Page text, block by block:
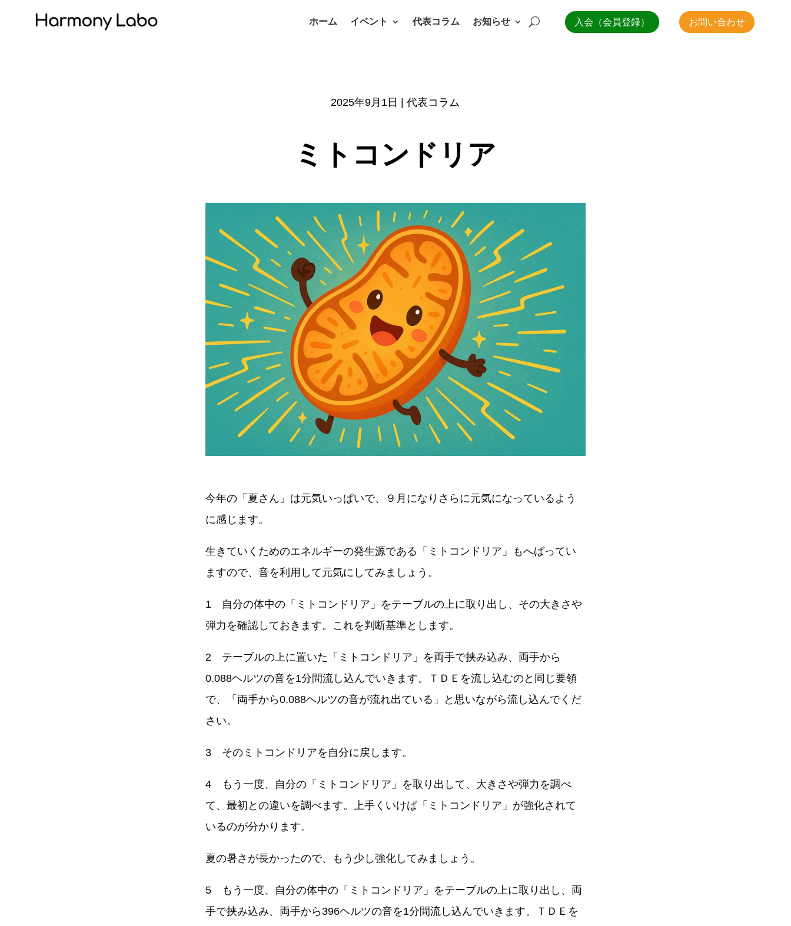
ホーム イベント 代表コラム お知らせ 入会（会員登録） お問い合わせ
2025年9月1日 |代表コラム
ミトコンドリア
今年の「夏さん」は元気いっぱいで、９月になりさらに元気になっているよう
に感じます。
生きていくためのエネルギーの発生源である「ミトコンドリア」もへばってい
ますので、音を利用して元気にしてみましょう。
1 自分の体中の「ミトコンドリア」をテーブルの上に取り出し、その大きさや
弾力を確認しておきます。これを判断基準とします。
2 テーブルの上に置いた「ミトコンドリア」を両手で挟み込み、両手から
0.088ヘルツの音を1分間流し込んでいきます。ＴＤＥを流し込むのと同じ要領
で、「両手から0.088ヘルツの音が流れ出ている」と思いながら流し込んでくだ
さい。
3 そのミトコンドリアを自分に戻します。
4 もう一度、自分の「ミトコンドリア」を取り出して、大きさや弾力を調べ
て、最初との違いを調べます。上手くいけば「ミトコンドリア」が強化されて
いるのが分かります。
夏の暑さが長かったので、もう少し強化してみましょう。
5 もう一度、自分の体中の「ミトコンドリア」をテーブルの上に取り出し、両
手で挟み込み、両手から396ヘルツの音を1分間流し込んでいきます。ＴＤＥを